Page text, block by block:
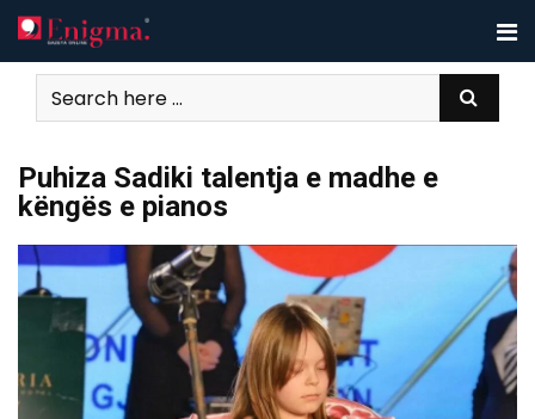
Skip
to
content
Puhiza Sadiki talentja e madhe e
këngës e pianos